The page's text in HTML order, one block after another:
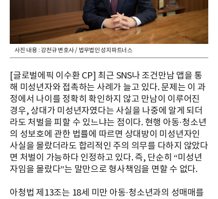
사진 내용 : 강천규 변호사 / 법무법인 성지파트너스
[글로벌에픽 이수환 CP] 최근 SNS나 조건만남 앱을 통
해 미성년자와 접촉하는 사례가 늘고 있다. 문제는 이 과
정에서 나이를 정확히 확인하지 않고 만남이 이루어진
경우, 상대가 미성년자였다는 사실을 나중에 알게 되더
라도 처벌을 피할 수 있느냐는 점이다. 현행 아동·청소년
의 성보호에 관한 법률에 따르면 상대방이 미성년자인
사실을 몰랐더라도 합리적인 주의 의무를 다하지 않았다
면 처벌이 가능하다 인정하고 있다. 즉, 단순히 “미성년
자임을 몰랐다”는 말만으로 형사책임을 면할 수 없다.
아청법 제13조는 18세 미만 아동·청소년과의 성매매를